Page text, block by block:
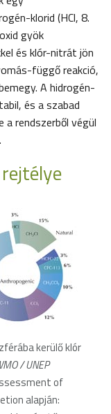
klorid (HCl, 8.
gyök
és klór-nitrát jön
függő reakció,
A hidrogén-
és a szabad
a rendszerből végül
kerülő klór
/ UNEP
of
alapján: